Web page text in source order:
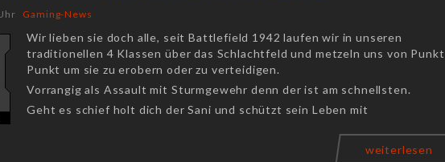
Gaming-News
Wir lieben sie doch alle, seit Battlefield 1942 laufen wir in unseren
traditionellen 4 Klassen über das Schlachtfeld und metzeln uns von Punkt
Punkt um sie zu erobern oder zu verteidigen.
Vorrangig als Assault mit Sturmgewehr denn der ist am schnellsten.
Geht es schief holt dich der Sani und schützt sein Leben mit
weiterlesen